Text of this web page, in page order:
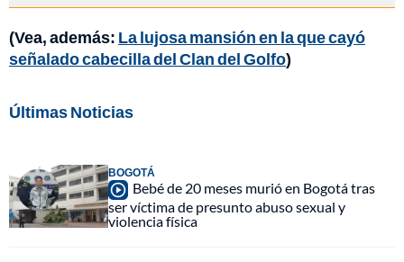
(Vea, además: La lujosa mansión en la que cayó
señalado cabecilla del Clan del Golfo)
Últimas Noticias
BOGOTÁ
Bebé de 20 meses murió en Bogotá tras
ser víctima de presunto abuso sexual y
violencia física